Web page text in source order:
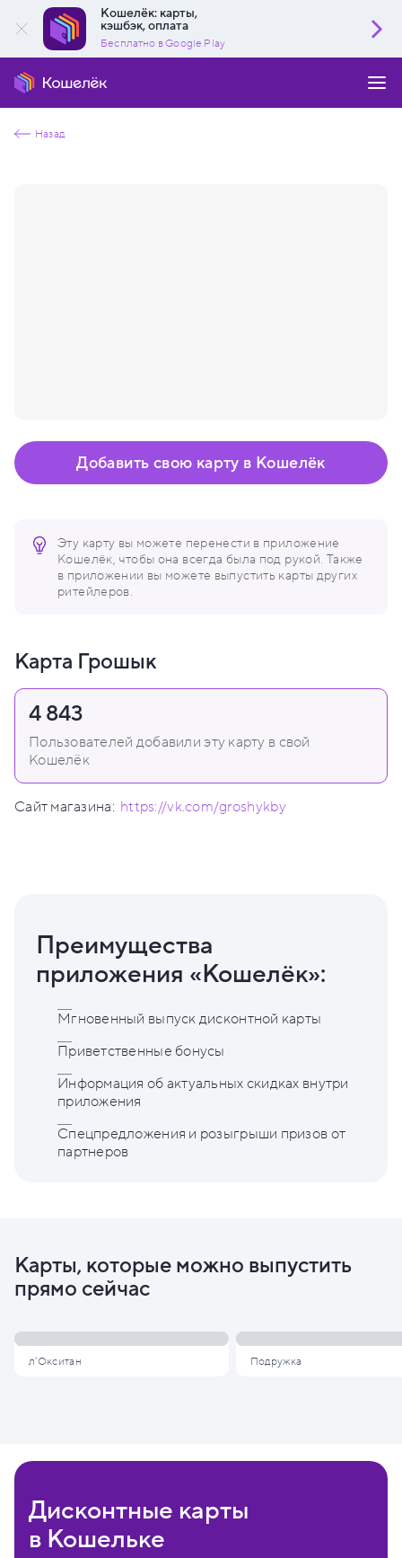
Кошелёк: карты,
кэшбэк, оплата
Бесплатно в Google Play
Назад
Эту карту вы можете перенести в приложение
Кошелёк, чтобы она всегда была под рукой. Также
в приложении вы можете выпустить карты других
ритейлеров.
Добавить свою карту в Кошелёк
Карта Грошык
4 843
Пользователей добавили эту карту в свой
Кошелёк
Сайт магазина: https://vk.com/groshykby
Преимущества
приложения «Кошелёк»:
Мгновенный выпуск дисконтной карты
Приветственные бонусы
Информация об актуальных скидках внутри
приложения
Спецпредложения и розыгрыши призов от
партнеров
Карты, которые можно выпустить
прямо сейчас
л'Окситан Подружка
Дисконтные карты
в Кошельке